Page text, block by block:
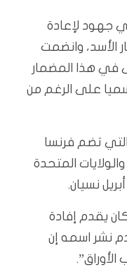
جهود لإعادة
الأسد، وانضمت
في هذا المضمار
رسميا على الرغم من
تضم فرنسا
والولايات المتحدة
يقدم إفادة
نشر اسمه إن